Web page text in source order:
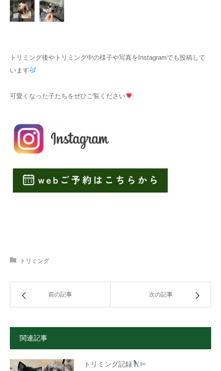
トリミング後やトリミング中の様子や写真をInstagramでも投稿して
います
可愛くなった子たちをぜひご覧ください
トリミング
前の記事 次の記事
関連記事
トリミング記録 ✄